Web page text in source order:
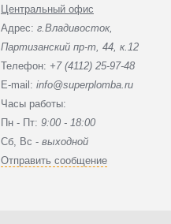
Центральный офис
Адрес: г.Владивосток,
Партизанский пр-т, 44, к.12
Телефон: +7 (4112) 25-97-48
E-mail: info@superplomba.ru
Часы работы:
Пн - Пт: 9:00 - 18:00
Сб, Вc - выходной
Отправить сообщение